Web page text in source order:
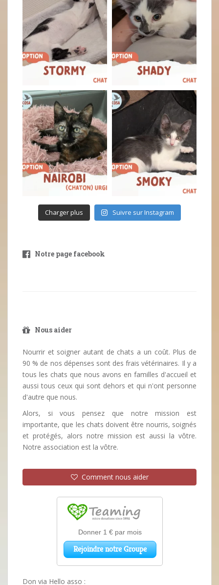
Charger plus Suivre sur Instagram
Notre page facebook
Nous aider
Nourrir et soigner autant de chats a un coût. Plus de
90 % de nos dépenses sont des frais vétérinaires. Il y a
tous les chats que nous avons en familles d'accueil et
aussi tous ceux qui sont dehors et qui n'ont personne
d'autre que nous.
Alors, si vous pensez que notre mission est
importante, que les chats doivent être nourris, soignés
et protégés, alors notre mission est aussi la vôtre.
Notre association est la vôtre.
Comment nous aider
Don via Hello asso :